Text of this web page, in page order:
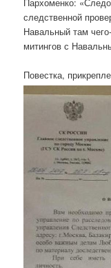
следственной
Навальный там
митингов с
Повестка,